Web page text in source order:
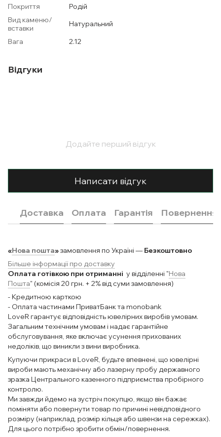
Покриття
Родій
Вид каменю/
вставки
Натуральний
Вага
2.12
Відгуки
Додайте перший відгук
Написати відгук
Доставка Оплата Гарантія Повернення
«Нова пошта»замовлення по Україні — Безкоштовно
Більше інформації про доставку
Оплата готівкою при отриманні у відділенні "Нова
Пошта" (комісія 20 грн. + 2% від суми замовлення)
- Кредитною карткою
- Оплата частинами ПриватБанк та monobank
LoveR гарантує відповідність ювелірних виробів умовам.
Загальним технічним умовам і надає гарантійне
обслуговування, яке включає усунення прихованих
недоліків, що виникли з вини виробника.
Купуючи прикраси в LoveR, будьте впевнені, що ювелірні
вироби мають механічну або лазерну пробу державного
зразка Центрального казенного підприємства пробірного
контролю.
Ми завжди йдемо на зустріч покупцю, якщо він бажає
поміняти або повернути товар по причині невідповідного
розміру (наприклад, розмір кільця або швензи на сережках).
Для цього потрібно зробити обмін/повернення.